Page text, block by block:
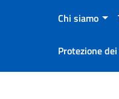
Chi siamo
Protezione